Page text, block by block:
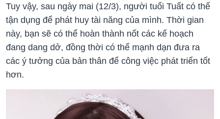
Tuy vậy, sau ngày mai (12/3), người tuổi Tuất có thể
tận dụng để phát huy tài năng của mình. Thời gian
này, bạn sẽ có thể hoàn thành nốt các kế hoạch
đang dang dở, đồng thời có thể mạnh dạn đưa ra
các ý tưởng của bản thân để công việc phát triển tốt
hơn.